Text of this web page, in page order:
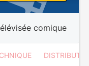
comique